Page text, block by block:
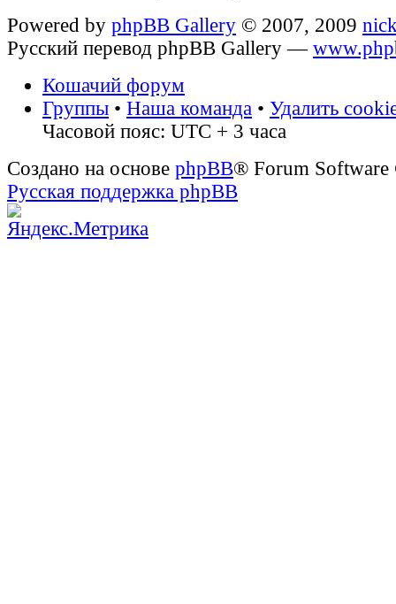
Powered by phpBB Gallery © 2007, 2009
Русский перевод phpBB Gallery —
Кошачий форум
Группы • Наша команда • Удалить
Часовой пояс: UTC + 3 часа
Создано на основе phpBB® Forum
Русская поддержка phpBB